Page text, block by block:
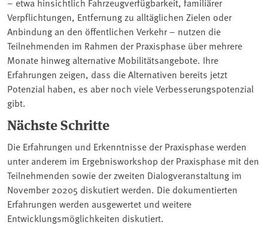
Verpflichtungen, Entfernung zu alltäglichen Zielen oder
Anbindung an den öffentlichen Verkehr – nutzen die
Teilnehmenden im Rahmen der Praxisphase über mehrere
Monate hinweg alternative Mobilitätsangebote. Ihre
Erfahrungen zeigen, dass die Alternativen bereits jetzt
Potenzial haben, es aber noch viele Verbesserungspotenzial
gibt.
Nächste Schritte
Die Erfahrungen und Erkenntnisse der Praxisphase werden
unter anderem im Ergebnisworkshop der Praxisphase mit den
Teilnehmenden sowie der zweiten Dialogveranstaltung im
November 20205 diskutiert werden. Die dokumentierten
Erfahrungen werden ausgewertet und weitere
Entwicklungsmöglichkeiten diskutiert.